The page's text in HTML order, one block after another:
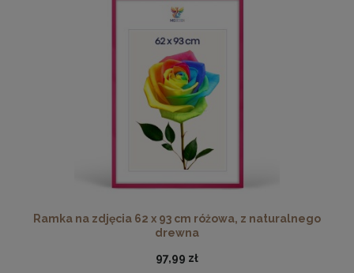
Ramka na zdjęcia 62 x 93 cm różowa, z naturalnego
drewna
97,99 zł